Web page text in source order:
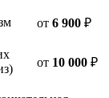
от 6 900 ₽
от 10 000 ₽